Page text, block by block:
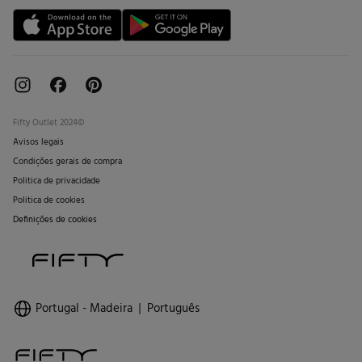
Livro de Reclamações online
Fifty Outlet 2024©
Avisos legais
Condições gerais de compra
Politica de privacidade
Politica de cookies
Definições de cookies
Portugal - Madeira Português